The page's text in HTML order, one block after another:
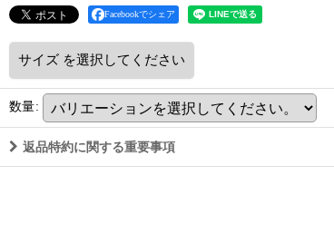
Facebookでシェア
サイズ を選択してください
数量:
返品特約に関する重要事項